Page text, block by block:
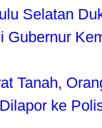
Selatan
Gubernur
Tanah,
ke